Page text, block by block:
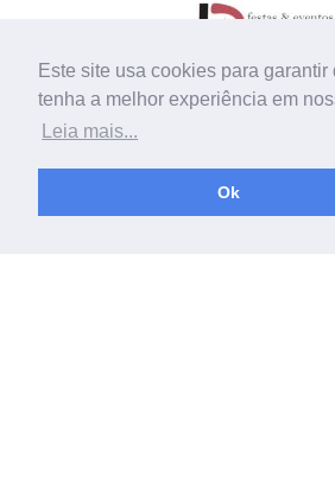
Este site usa cookies para garantir
tenha a melhor experiência em
Leia mais...
Ok
Tag:tnt para decoração